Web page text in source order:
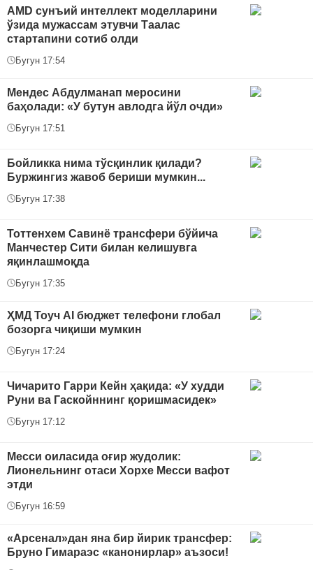
AMD сунъий интеллект моделларини
ўзида мужассам этувчи Таалас
стартапини сотиб олди
Бугун 17:54
Мендес Абдулманап меросини
баҳолади: «У бутун авлодга йўл очди»
Бугун 17:51
Бойликка нима тўсқинлик қилади?
Буржингиз жавоб бериши мумкин...
Бугун 17:38
Тоттенхем Савинё трансфери бўйича
Манчестер Сити билан келишувга
яқинлашмоқда
Бугун 17:35
ҲМД Тоуч AI бюджет телефони глобал
бозорга чиқиши мумкин
Бугун 17:24
Чичарито Гарри Кейн ҳақида: «У худди
Руни ва Гаскойннинг қоришмасидек»
Бугун 17:12
Месси оиласида оғир жудолик:
Лионельнинг отаси Хорхе Месси вафот
этди
Бугун 16:59
«Арсенал»дан яна бир йирик трансфер:
Бруно Гимараэс «канонирлар» аъзоси!